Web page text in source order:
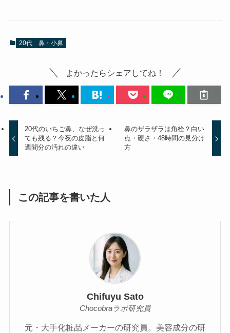
20代 鼻・小鼻
よかったらシェアしてね！
20代のいちご鼻、なぜ洗っ
ても残る？今夜の皮脂と何
週間分の汚れの違い
鼻のザラザラは角栓？白い
点・硬さ・48時間の見分け
方
この記事を書いた人
Chifuyu Sato
Chocobraラボ研究員
元・大手化粧品メーカーの研究員。美容成分の研